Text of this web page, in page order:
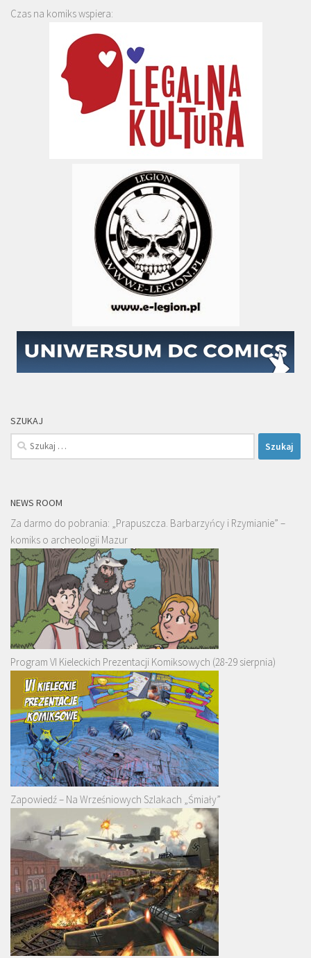
Czas na komiks wspiera:
SZUKAJ
Szukaj:
NEWS ROOM
Za darmo do pobrania: „Prapuszcza. Barbarzyńcy i Rzymianie” –
komiks o archeologii Mazur
Program VI Kieleckich Prezentacji Komiksowych (28-29 sierpnia)
Zapowiedź – Na Wrześniowych Szlakach „Śmiały”